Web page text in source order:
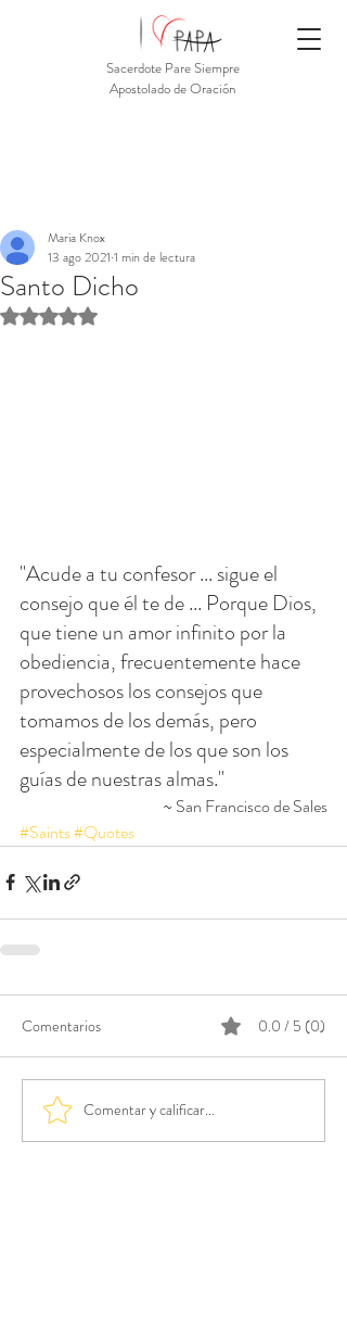
Sacerdote Pare Siempre
Apostolado de Oración
Santo Dicho
Maria Knox
13 ago 2021 1 min de lectura
Obtuvo NaN de 5 estrellas.
"Acude a tu confesor ... sigue el
consejo que él te de ... Porque Dios,
que tiene un amor infinito por la
obediencia, frecuentemente hace
provechosos los consejos que
tomamos de los demás, pero
especialmente de los que son los
guías de nuestras almas."
~ San Francisco de Sales
#Saints#Quotes
Comentarios 0.0 / 5 (0)
Comentar y calificar...